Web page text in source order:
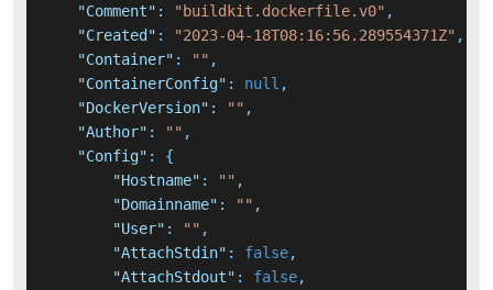
"Comment" : "buildkit.dockerfile.v0" ,
"Created" : "2023-04-18T08:16:56.289554371Z" ,
"Container" : "" ,
"ContainerConfig" : null ,
"DockerVersion" : "" ,
"Author" : "" ,
"Config" :
{
"Hostname" : "" ,
"Domainname" : "" ,
"User" : "" ,
"AttachStdin" : false,
"AttachStdout" : false,